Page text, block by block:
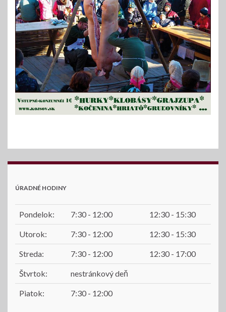
ÚRADNÉ HODINY
Pondelok: 7:30 - 12:00 12:30 - 15:30
Utorok: 7:30 - 12:00 12:30 - 15:30
Streda: 7:30 - 12:00 12:30 - 17:00
Štvrtok: nestránkový deň
Piatok: 7:30 - 12:00